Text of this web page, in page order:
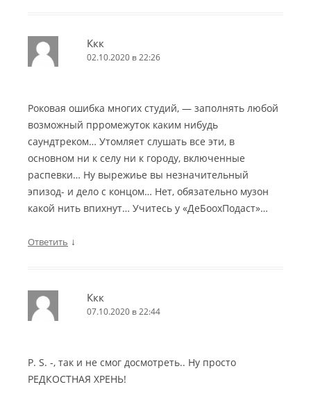
Ккк
02.10.2020 в 22:26
Роковая ошибка многих студий, — заполнять любой
возможный прромежуток каким нибудь
саундтреком… Утомляет слушать все эти, в
основном ни к селу ни к городу, включенные
распевки… Ну вырежиье вы незначительный
эпизод- и дело с концом… Нет, обязательно музон
какой нить впихнут… Учитесь у «ДеБоохПодаст»…
Ответить ↓
Ккк
07.10.2020 в 22:44
P. S. -, так и не смог досмотреть.. Ну просто
РЕДКОСТНАЯ ХРЕНЬ!